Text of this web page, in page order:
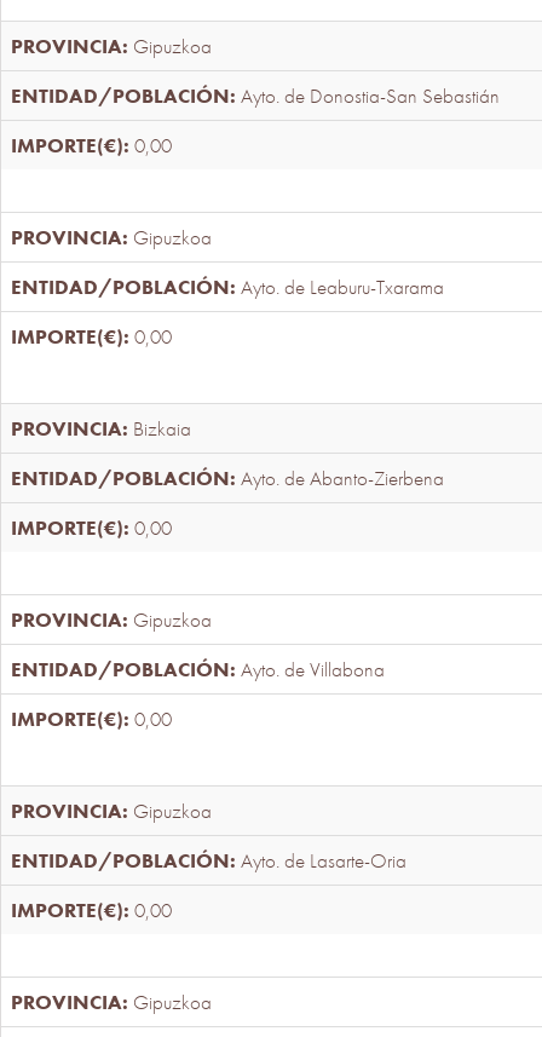
Gipuzkoa
Ayto. de Donostia-San Sebastián
0,00
Gipuzkoa
Ayto. de Leaburu-Txarama
0,00
Bizkaia
Ayto. de Abanto-Zierbena
0,00
Gipuzkoa
Ayto. de Villabona
0,00
Gipuzkoa
Ayto. de Lasarte-Oria
0,00
Gipuzkoa